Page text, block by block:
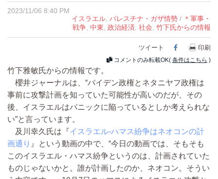
2023/11/06 8:40 PM
イスラエル, パレスチナ・ガザ情勢 / ＊軍事・
戦争, 中東, 政治経済, 社会, 竹下氏からの情報
ツイート Facebook
印刷
コメントのみ転載OK( 条件はこちら )
竹下雅敏氏からの情報です。
櫻井ジャーナルは、“バイデン政権とネタニヤフ政権は
事前に攻撃計画を知っていた可能性が高いのだが、その
後、イスラエルはパニックに陥っているとしか考えられな
い”と言っています。
及川幸久氏は『イスラエル-ハマス紛争はネオコンの計
画通り 』という動画の中で、“今日の動画では、そもそも
このイスラエル・ハマス紛争というのは、計画されていた
ものじゃないかと。誰が計画したのか、ネオコン。そうい